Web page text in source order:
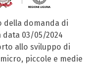
della domanda di
03/05/2024
allo sviluppo di
piccole e medie